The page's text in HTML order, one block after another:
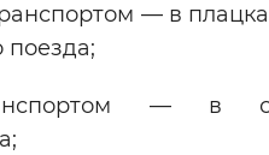
— в
поезда;
— в